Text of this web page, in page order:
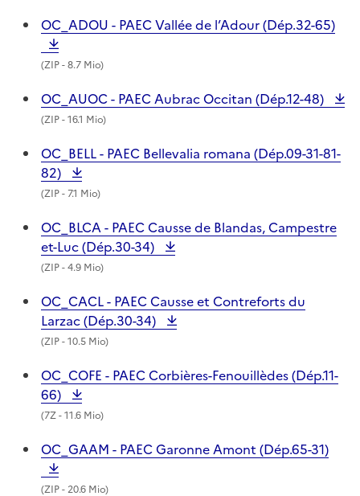
OC_ADOU - PAEC Vallée de l’Adour (Dép.32-65)
(ZIP- 8.7 Mio)
OC_AUOC - PAEC Aubrac Occitan (Dép.12-48)
(ZIP- 16.1 Mio)
OC_BELL - PAEC Bellevalia romana (Dép.09-31-81-
82)
(ZIP- 7.1 Mio)
OC_BLCA - PAEC Causse de Blandas, Campestre
et-Luc (Dép.30-34)
(ZIP- 4.9 Mio)
OC_CACL - PAEC Causse et Contreforts du
Larzac (Dép.30-34)
(ZIP- 10.5 Mio)
OC_COFE - PAEC Corbières-Fenouillèdes (Dép.11-
66)
(7Z- 11.6 Mio)
OC_GAAM - PAEC Garonne Amont (Dép.65-31)
(ZIP- 20.6 Mio)